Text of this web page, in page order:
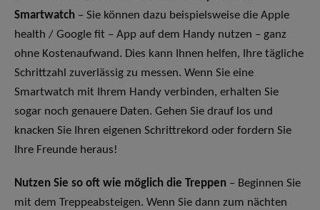
Smartwatch – Sie können dazu beispielsweise die Apple
health / Google fit – App auf dem Handy nutzen – ganz
ohne Kostenaufwand. Dies kann Ihnen helfen, Ihre tägliche
Schrittzahl zuverlässig zu messen. Wenn Sie eine
Smartwatch mit Ihrem Handy verbinden, erhalten Sie
sogar noch genauere Daten. Gehen Sie drauf los und
knacken Sie Ihren eigenen Schrittrekord oder fordern Sie
Ihre Freunde heraus!
Nutzen Sie so oft wie möglich die Treppen – Beginnen Sie
mit dem Treppeabsteigen. Wenn Sie dann zum nächten